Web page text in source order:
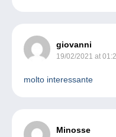
giovanni
19/02/2021 at
molto interessante
Minosse